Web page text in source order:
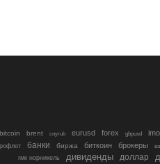
bitcoin brent cnyrub eurusd forex gbpusd
банки биржа биткоин брокеры
гмк норникель
дивиденды доллар